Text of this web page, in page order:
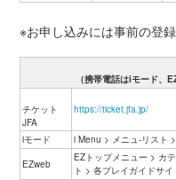
※お申し込みには事前の登録
（携帯電話はiモード、
チケット
JFA
https://ticket.jfa.jp/
iモード
i Menu > メニュ-リスト
EZweb
EZトップメニュー > カ
ト > 各プレイガイドサイ